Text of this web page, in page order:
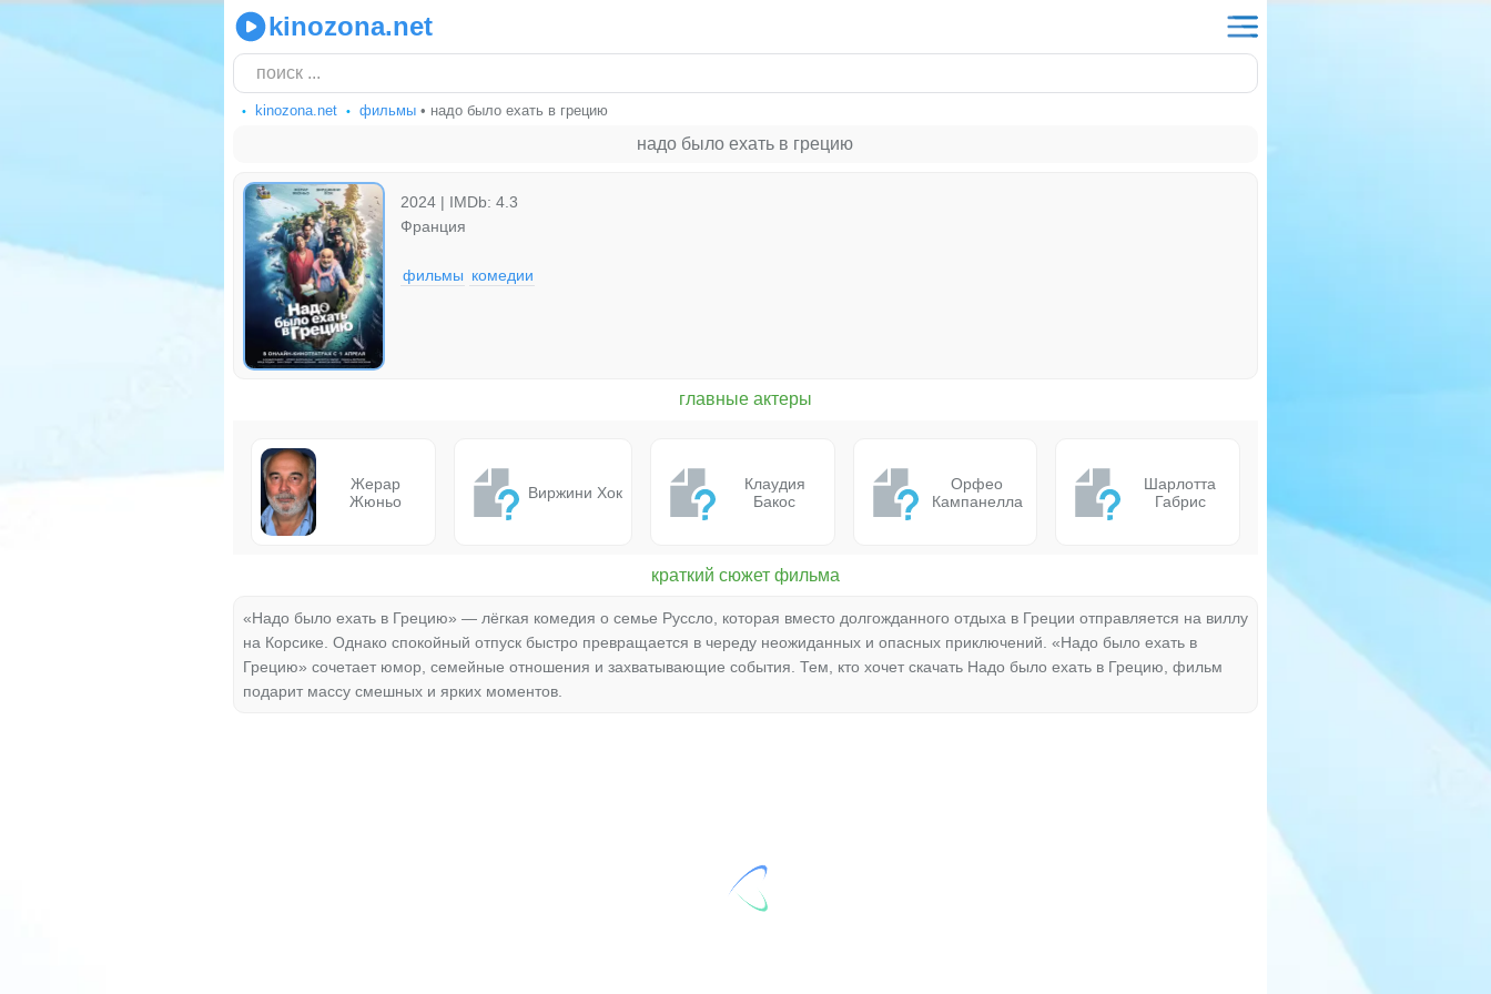
kinozona.net
kinozona.net фильмы• надо было ехать в грецию
надо было ехать в грецию
2024 | IMDb: 4.3
Франция
фильмы комедии
главные актеры
Жерар
Жюньо
Виржини Хок
Клаудия
Бакос
Орфео
Кампанелла
Шарлотта
Габрис
краткий сюжет фильма
«Надо было ехать в Грецию» — лёгкая комедия о семье Руссло, которая вместо долгожданного отдыха в Греции отправляется на виллу
на Корсике. Однако спокойный отпуск быстро превращается в череду неожиданных и опасных приключений. «Надо было ехать в
Грецию» сочетает юмор, семейные отношения и захватывающие события. Тем, кто хочет скачать Надо было ехать в Грецию, фильм
подарит массу смешных и ярких моментов.